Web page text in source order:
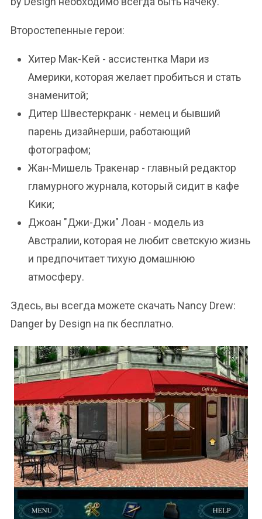
Второстепенные герои:
Хитер Мак-Кей - ассистентка Мари из
Америки, которая желает пробиться и стать
знаменитой;
Дитер Швестеркранк - немец и бывший
парень дизайнерши, работающий
фотографом;
Жан-Мишель Тракенар - главный редактор
гламурного журнала, который сидит в кафе
Кики;
Джоан "Джи-Джи" Лоан - модель из
Австралии, которая не любит светскую жизнь
и предпочитает тихую домашнюю
атмосферу.
Здесь, вы всегда можете скачать Nancy Drew:
Danger by Design на пк бесплатно.